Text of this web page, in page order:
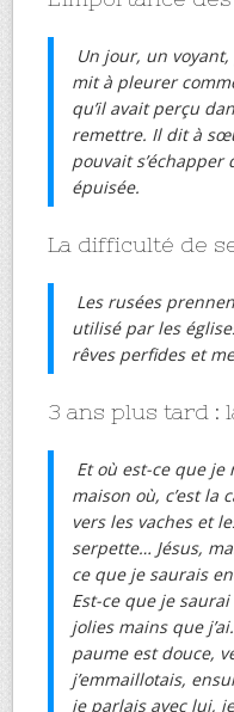
Un jour, un
mit à pleurer
qu’il avait perçu
remettre. Il dit à
pouvait s’échapper
épuisée.
La difficulté de
Les rusées
utilisé par les
rêves perfides et
3 ans plus tard :
Et où est-ce que
maison où, c’est la
vers les vaches et
serpette… Jésus,
ce que je saurais
Est-ce que je
jolies mains que
paume est douce,
j’emmaillotais,
je parlais avec lui,